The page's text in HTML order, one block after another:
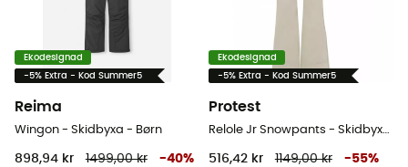
Ekodesignad
-5% Extra - Kod Summer5
Reima
Wingon - Skidbyxa - Børn
898,94 kr 1499,00 kr -40%
Ekodesignad
-5% Extra - Kod Summer5
Protest
Relole Jr Snowpants - Skidbyxa - Børn
516,42 kr 1149,00 kr -55%